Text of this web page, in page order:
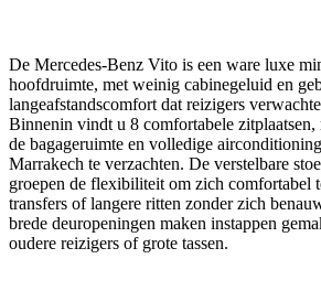
De Mercedes-Benz Vito is een ware luxe
hoofdruimte, met weinig cabinegeluid en
langeafstandscomfort dat reizigers
Binnenin vindt u 8 comfortabele
de bagageruimte en volledige
Marrakech te verzachten. De verstelbare
groepen de flexibiliteit om zich comfortabel
transfers of langere ritten zonder zich
brede deuropeningen maken instappen
oudere reizigers of grote tassen.